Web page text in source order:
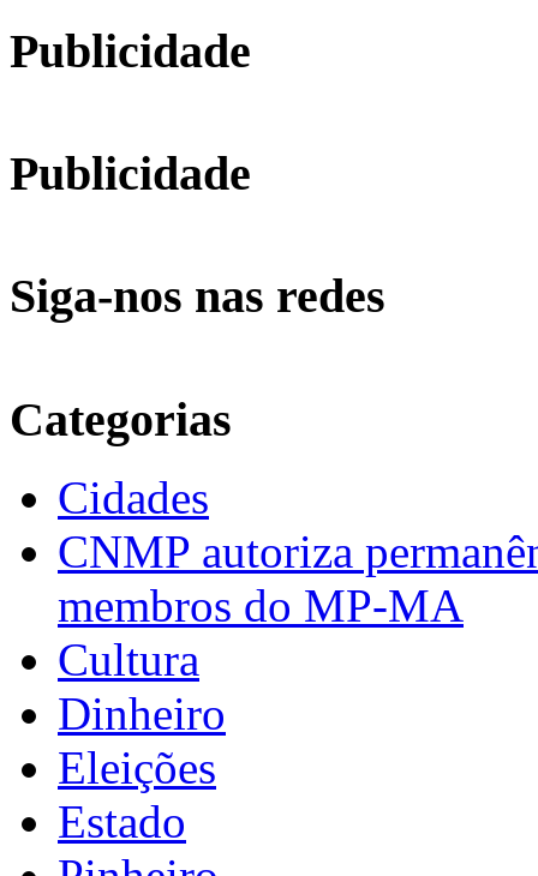
Publicidade
Publicidade
Siga-nos nas redes
Categorias
Cidades
CNMP autoriza
membros do MP-MA
Cultura
Dinheiro
Eleições
Estado